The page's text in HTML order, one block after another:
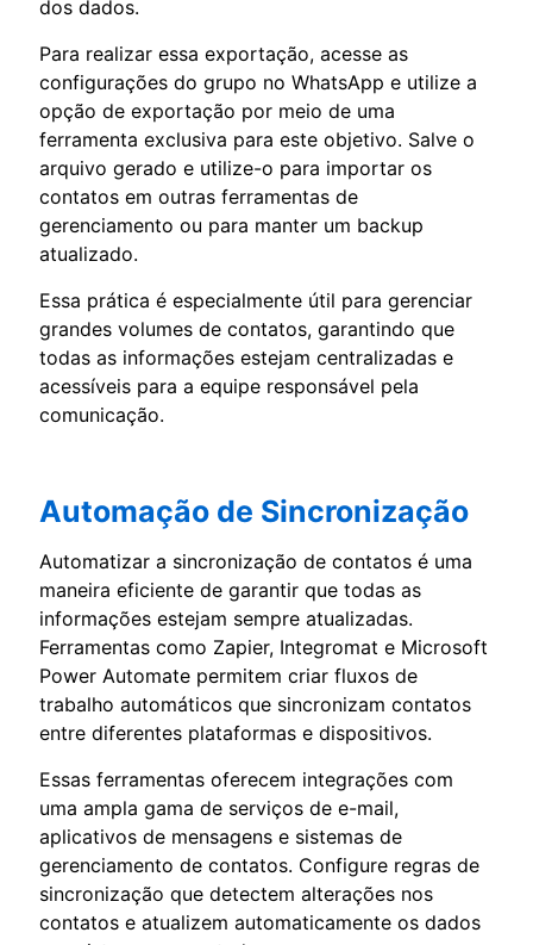
dos dados.
Para realizar essa exportação, acesse as
configurações do grupo no WhatsApp e utilize a
opção de exportação por meio de uma
ferramenta exclusiva para este objetivo. Salve o
arquivo gerado e utilize-o para importar os
contatos em outras ferramentas de
gerenciamento ou para manter um backup
atualizado.
Essa prática é especialmente útil para gerenciar
grandes volumes de contatos, garantindo que
todas as informações estejam centralizadas e
acessíveis para a equipe responsável pela
comunicação.
Automação de Sincronização
Automatizar a sincronização de contatos é uma
maneira eficiente de garantir que todas as
informações estejam sempre atualizadas.
Ferramentas como Zapier, Integromat e Microsoft
Power Automate permitem criar fluxos de
trabalho automáticos que sincronizam contatos
entre diferentes plataformas e dispositivos.
Essas ferramentas oferecem integrações com
uma ampla gama de serviços de e-mail,
aplicativos de mensagens e sistemas de
gerenciamento de contatos. Configure regras de
sincronização que detectem alterações nos
contatos e atualizem automaticamente os dados